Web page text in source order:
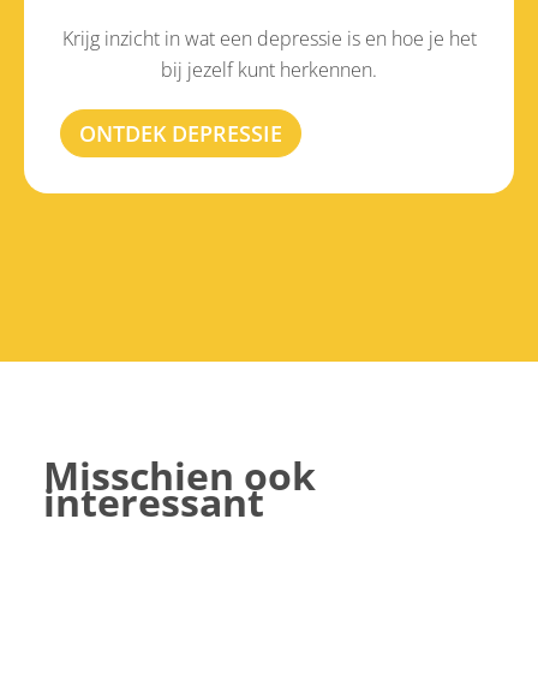
Krijg inzicht in wat een depressie is en hoe je het
bij jezelf kunt herkennen.
ONTDEK DEPRESSIE
Misschien ook
interessant